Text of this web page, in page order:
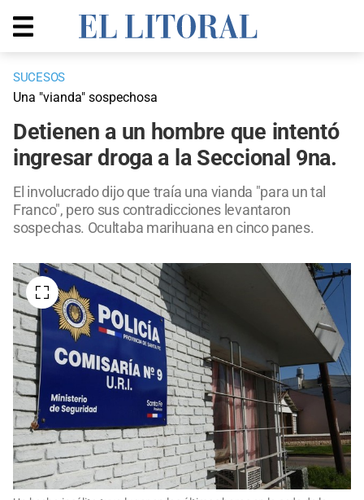
SUCESOS
Una "vianda" sospechosa
Detienen a un hombre que intentó
ingresar droga a la Seccional 9na.
El involucrado dijo que traía una vianda "para un tal
Franco", pero sus contradicciones levantaron
sospechas. Ocultaba marihuana en cinco panes.